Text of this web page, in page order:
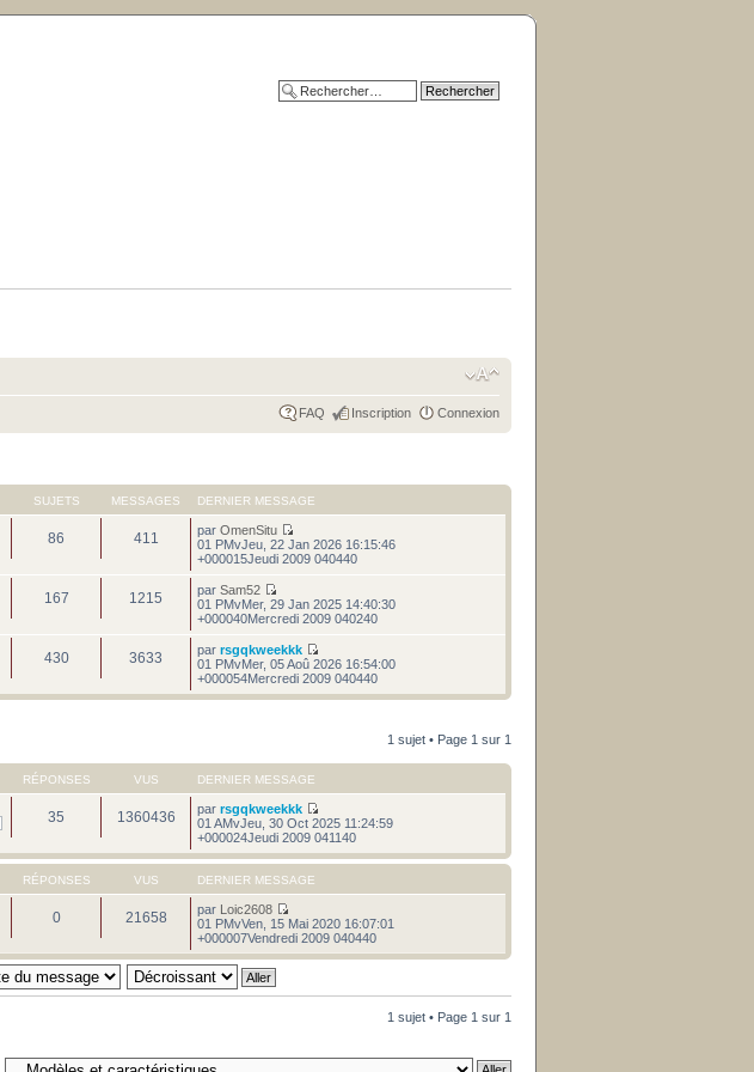
FAQ Inscription Connexion
SUJETS MESSAGES DERNIER MESSAGE
86 411 parOmenSitu
01 PMvJeu, 22 Jan 2026 16:15:46
+000015Jeudi 2009 040440
167 1215 parSam52
01 PMvMer, 29 Jan 2025 14:40:30
+000040Mercredi 2009 040240
430 3633 parrsgqkweekkk
01 PMvMer, 05 Aoû 2026 16:54:00
+000054Mercredi 2009 040440
1 sujet • Page 1 sur 1
RÉPONSES VUS DERNIER MESSAGE
35 1360436 parrsgqkweekkk
01 AMvJeu, 30 Oct 2025 11:24:59
+000024Jeudi 2009 041140
RÉPONSES VUS DERNIER MESSAGE
0 21658 par Loic2608
01 PMvVen, 15 Mai 2020 16:07:01
+000007Vendredi 2009 040440
1 sujet • Page 1 sur 1